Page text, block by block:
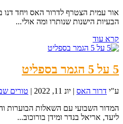
אור עמית הצטרף לדרור האס ויחד דנו
הבעיות הישנות שנותרו ומה אולי...
קרא עוד
5 על 5 הגמר בספליט
ע"י דרור האס | יונ 11, 2022 | טורים
המדור השבועי עם השאלות הבוערות
ליעד, אריאל בנדר ומידן בורוכוב...